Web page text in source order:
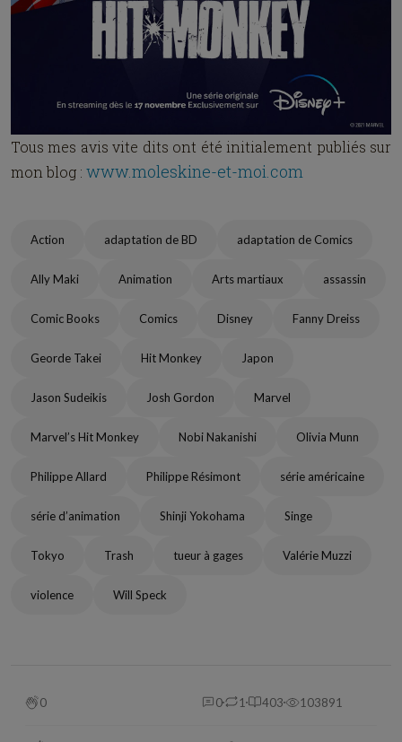
Tous mes avis vite dits ont été initialement publiés sur
mon blog : www.moleskine-et-moi.com
Action adaptation de BD adaptation de Comics
Ally Maki Animation Arts martiaux assassin
Comic Books Comics Disney Fanny Dreiss
Georde Takei Hit Monkey Japon
Jason Sudeikis Josh Gordon Marvel
Marvel’s Hit Monkey Nobi Nakanishi Olivia Munn
Philippe Allard Philippe Résimont série américaine
série d’animation Shinji Yokohama Singe
Tokyo Trash tueur à gages Valérie Muzzi
violence Will Speck
0 0 1 403 103891